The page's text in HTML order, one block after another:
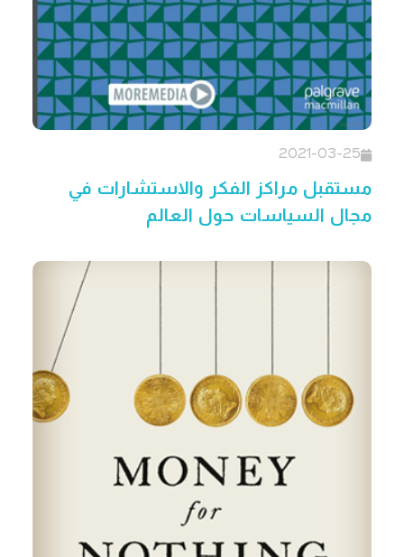
2021-03-25
مستقبل مراكز الفكر والاستشارات في
مجال السياسات حول العالم